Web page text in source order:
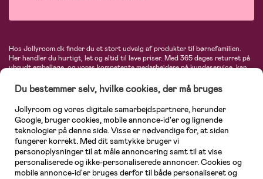
Hos Jollyroom.dk finder du et stort udvalg af produkter til børnefamilien.
Her handler du hurtigt, let og altid til lave priser. Med 365 dages returret på
ubrudt emballage, og vores kompetente medarbejdere på kundeservice, kan
barnevogne, autostole, børne- og babytøj, produkter til gravide og ammende
mødre, indretning og inspiration, legetøj, babyudstyr og meget mere. Vi
tilbyder produkter fra velkendte varemærker som Britax, Maxi-Cosi, Baby
Jogger, BabyBjörn, Didriksons, KidKraft, Ergobaby, Phillips Avent, Neonate,
Cybex, LEGO og mange flere. Kort sagt - et kæmpe sortiment venter på dig!
Du bestemmer selv, hvilke cookies, der må bruges
Jollyroom og vores digitale samarbejdspartnere, herunder
Google, bruger cookies, mobile annonce-id'er og lignende
teknologier på denne side. Visse er nødvendige for, at siden
fungerer korrekt. Med dit samtykke bruger vi
personoplysninger til at måle annoncering samt til at vise
personaliserede og ikke-personaliserede annoncer. Cookies og
mobile annonce-id'er bruges derfor til både personaliseret og